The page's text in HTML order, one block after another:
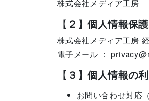
株式会社メディア工房
【２】個人情報保
株式会社メディア工房
電子メール ：
【３】個人情報の
お問い合わせ対応